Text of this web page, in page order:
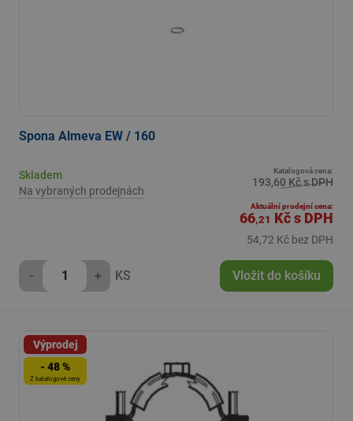
Spona Almeva EW / 160
Skladem
Na vybraných prodejnách
Katalogová cena:
193,60 Kč s DPH
Aktuální prodejní cena:
66,21 Kčs DPH
54,72 Kč bez DPH
- + KS Vložit do košíku
Výprodej
- 48 %
Z katalogové ceny